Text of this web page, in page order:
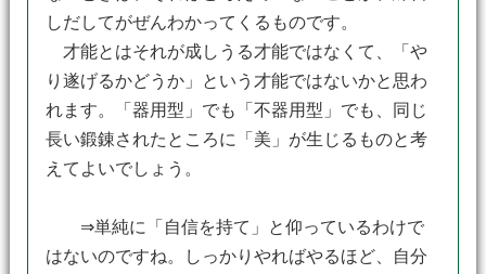
しだしてがぜんわかってくるものです。
才能とはそれが成しうる才能ではなくて、「や
り遂げるかどうか」という才能ではないかと思わ
れます。「器用型」でも「不器用型」でも、同じ
長い鍛錬されたところに「美」が生じるものと考
えてよいでしょう。
⇒単純に「自信を持て」と仰っているわけで
はないのですね。しっかりやればやるほど、自分